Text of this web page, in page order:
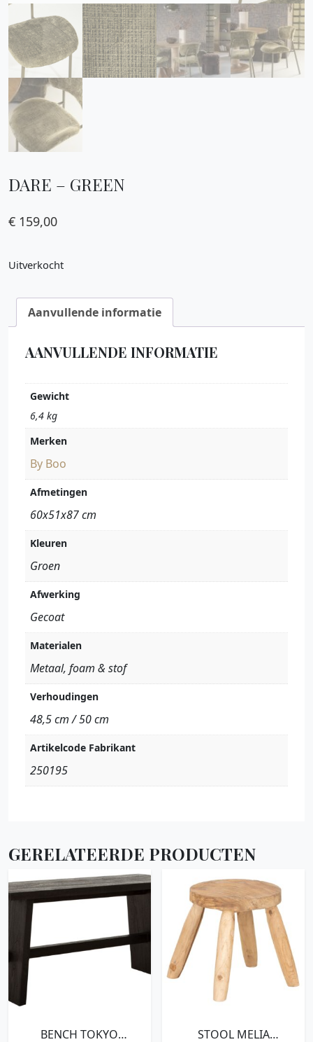
DARE – GREEN
€ 159,00
Uitverkocht
Aanvullende informatie
AANVULLENDE INFORMATIE
Gewicht
6,4 kg
Merken
By Boo
Afmetingen
60x51x87 cm
Kleuren
Groen
Afwerking
Gecoat
Materialen
Metaal, foam & stof
Verhoudingen
48,5 cm / 50 cm
Artikelcode Fabrikant
250195
GERELATEERDE PRODUCTEN
BENCH TOKYO
STOOL MELIA